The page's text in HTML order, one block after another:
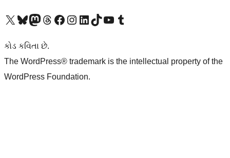
અમારા X (અગાઉ ટ્વિટર) એકાઉન્ટની મુલાકાત લોઅમારા Bluesky એકાઉન્ટની મુલાકાત લોઅમારા માસ્ટોડોન એકાઉન્ટની મુલાકાત લોઅમારા Threads એકાઉન્ટની મુલાકાત લો અમારા ફેસબુક પેજની મુલાકાત લોઅમારા ઇન્સ્ટાગ્રામ એકાઉન્ટની મુલાકાત લો અમારા LinkedIn એકાઉન્ટની મુલાકાત લોઅમારા TikTok એકાઉન્ટની મુલાકાત લોઅમારી YouTube ચેનલની મુલાકાત લો અમારા Tumblr એકાઉન્ટની મુલાકાત લો
કોડ કવિતા છે.
The WordPress® trademark is the intellectual property of the
WordPress Foundation.